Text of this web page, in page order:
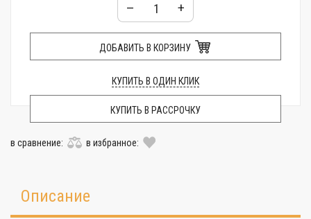
– +
ДОБАВИТЬ В КОРЗИНУ
КУПИТЬ В ОДИН КЛИК
КУПИТЬ В РАССРОЧКУ
в сравнение: в избранное:
Описание